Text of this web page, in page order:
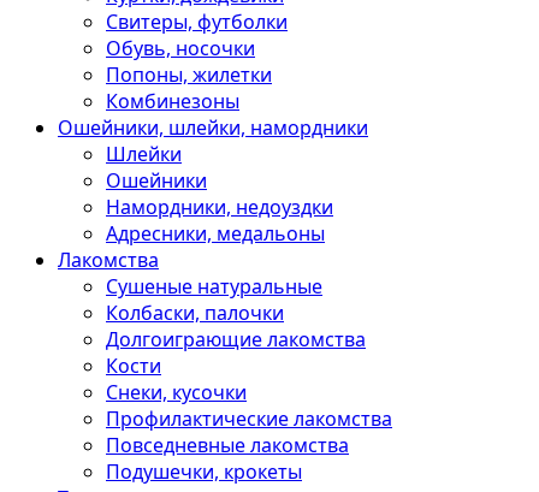
Свитеры, футболки
Обувь, носочки
Попоны, жилетки
Комбинезоны
Ошейники, шлейки, намордники
Шлейки
Ошейники
Намордники, недоуздки
Адресники, медальоны
Лакомства
Сушеные натуральные
Колбаски, палочки
Долгоиграющие лакомства
Кости
Снеки, кусочки
Профилактические лакомства
Повседневные лакомства
Подушечки, крокеты